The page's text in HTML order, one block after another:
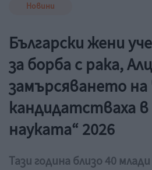
Новини
Български жени
за борба с рака,
замърсяването
кандидатстваха
науката“ 2026
Тази година близо 40